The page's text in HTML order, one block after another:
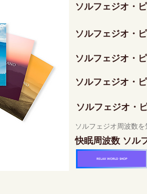
ソルフェジオ・
ソルフェジオ・
ソルフェジオ・
ソルフェジオ・
ソルフェジオ・
ソルフェジオ周波数
快眠周波数 ソル
RELAX WORLD SHOP